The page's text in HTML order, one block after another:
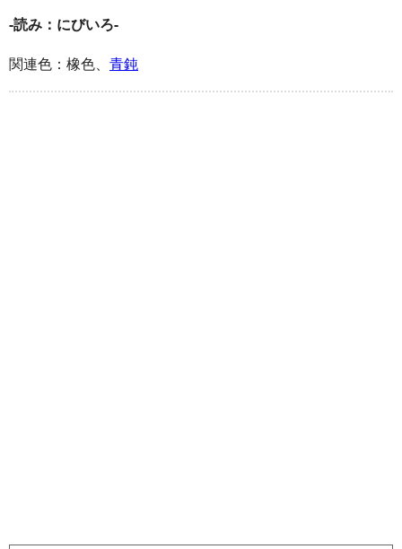
-読み：にびいろ-
関連色：橡色、 青鈍